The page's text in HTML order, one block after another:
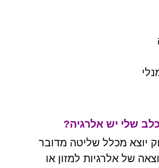
שלי יש אלרגיה?
יוצא מכלל שליטה מדובר
של אלרגיות למזון או